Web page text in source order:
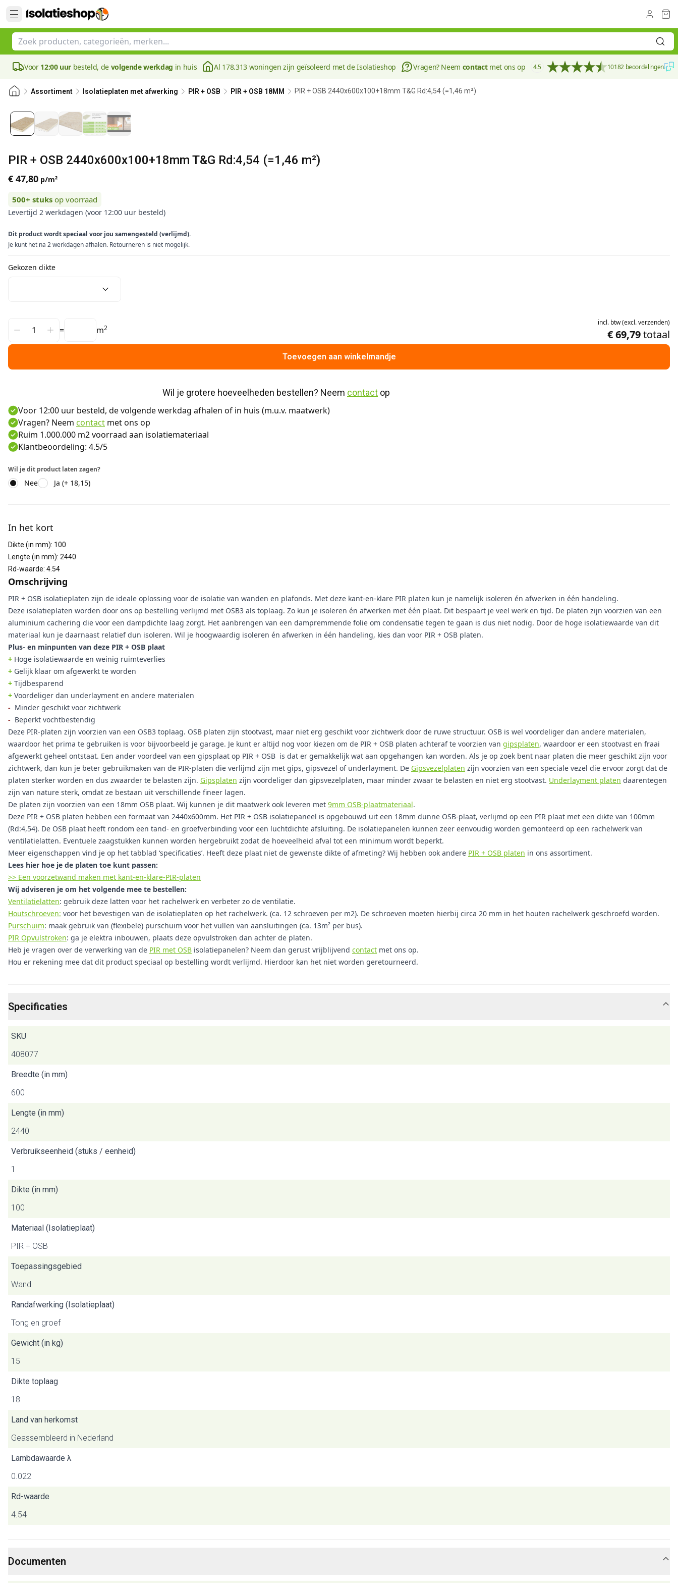
Voor 12:00 uur besteld, de volgende werkdag in huis Al 178.313 woningen zijn geïsoleerd met de Isolatieshop Vragen? Neem contactmet ons op 4.5 10182 beoordelingen
Assortiment Isolatieplaten met afwerking PIR + OSB PIR + OSB 18MM PIR + OSB 2440x600x100+18mm T&G Rd:4,54 (=1,46 m²)
PIR + OSB 2440x600x100+18mm T&G Rd:4,54 (=1,46 m²)
€ 47,80 p/m²
500+ stuks op voorraad
Levertijd 2 werkdagen (voor 12:00 uur besteld)
Dit product wordt speciaal voor jou samengesteld (verlijmd).
Je kunt het na 2 werkdagen afhalen. Retourneren is niet mogelijk.
Gekozen dikte
= m2
incl. btw(excl.verzenden)
€ 69,79totaal
Toevoegen aan winkelmandje
Wil je grotere hoeveelheden bestellen? Neem contact op
Voor 12:00 uur besteld, de volgende werkdag afhalen of in huis (m.u.v. maatwerk)
Vragen? Neem contact met ons op
Ruim 1.000.000 m2 voorraad aan isolatiemateriaal
Klantbeoordeling: 4.5/5
Wil je dit product laten zagen?
Nee Ja (+ 18,15)
In het kort
Dikte (in mm): 100
Lengte (in mm): 2440
Rd-waarde: 4.54
Omschrijving
PIR + OSB isolatieplaten zijn de ideale oplossing voor de isolatie van wanden en plafonds. Met deze kant-en-klare PIR platen kun je namelijk isoleren én afwerken in één handeling.
Deze isolatieplaten worden door ons op bestelling verlijmd met OSB3 als toplaag. Zo kun je isoleren én afwerken met één plaat. Dit bespaart je veel werk en tijd. De platen zijn voorzien van een
aluminium cachering die voor een dampdichte laag zorgt. Het aanbrengen van een dampremmende folie om condensatie tegen te gaan is dus niet nodig. Door de hoge isolatiewaarde van dit
materiaal kun je daarnaast relatief dun isoleren. Wil je hoogwaardig isoleren én afwerken in één handeling, kies dan voor PIR + OSB platen.
Plus- en minpunten van deze PIR + OSB plaat
+ Hoge isolatiewaarde en weinig ruimteverlies
+ Gelijk klaar om afgewerkt te worden
+ Tijdbesparend
+ Voordeliger dan underlayment en andere materialen
- Minder geschikt voor zichtwerk
- Beperkt vochtbestendig
Deze PIR-platen zijn voorzien van een OSB3 toplaag. OSB platen zijn stootvast, maar niet erg geschikt voor zichtwerk door de ruwe structuur. OSB is wel voordeliger dan andere materialen,
waardoor het prima te gebruiken is voor bijvoorbeeld je garage. Je kunt er altijd nog voor kiezen om de PIR + OSB platen achteraf te voorzien van gipsplaten, waardoor er een stootvast en fraai
afgewerkt geheel ontstaat. Een ander voordeel van een gipsplaat op PIR + OSB is dat er gemakkelijk wat aan opgehangen kan worden. Als je op zoek bent naar platen die meer geschikt zijn voor
zichtwerk, dan kun je beter gebruikmaken van de PIR-platen die verlijmd zijn met gips, gipsvezel of underlayment. De Gipsvezelplaten zijn voorzien van een speciale vezel die ervoor zorgt dat de
platen sterker worden en dus zwaarder te belasten zijn. Gipsplaten zijn voordeliger dan gipsvezelplaten, maar minder zwaar te belasten en niet erg stootvast. Underlayment platen daarentegen
zijn van nature sterk, omdat ze bestaan uit verschillende fineer lagen.
De platen zijn voorzien van een 18mm OSB plaat. Wij kunnen je dit maatwerk ook leveren met 9mm OSB-plaatmateriaal.
Deze PIR + OSB platen hebben een formaat van 2440x600mm. Het PIR + OSB isolatiepaneel is opgebouwd uit een 18mm dunne OSB-plaat, verlijmd op een PIR plaat met een dikte van 100mm
(Rd:4,54). De OSB plaat heeft rondom een tand- en groefverbinding voor een luchtdichte afsluiting. De isolatiepanelen kunnen zeer eenvoudig worden gemonteerd op een rachelwerk van
ventilatielatten. Eventuele zaagstukken kunnen worden hergebruikt zodat de hoeveelheid afval tot een minimum wordt beperkt.
Meer eigenschappen vind je op het tabblad ‘specificaties’. Heeft deze plaat niet de gewenste dikte of afmeting? Wij hebben ook andere PIR + OSB platen in ons assortiment.
Lees hier hoe je de platen toe kunt passen:
>> Een voorzetwand maken met kant-en-klare-PIR-platen
Wij adviseren je om het volgende mee te bestellen:
Ventilatielatten: gebruik deze latten voor het rachelwerk en verbeter zo de ventilatie.
Houtschroeven: voor het bevestigen van de isolatieplaten op het rachelwerk. (ca. 12 schroeven per m2). De schroeven moeten hierbij circa 20 mm in het houten rachelwerk geschroefd worden.
Purschuim: maak gebruik van (flexibele) purschuim voor het vullen van aansluitingen (ca. 13m² per bus).
PIR Opvulstroken: ga je elektra inbouwen, plaats deze opvulstroken dan achter de platen.
Heb je vragen over de verwerking van de PIR met OSB isolatiepanelen? Neem dan gerust vrijblijvend contact met ons op.
Hou er rekening mee dat dit product speciaal op bestelling wordt verlijmd. Hierdoor kan het niet worden geretourneerd.
Specificaties
SKU
408077
Breedte (in mm)
600
Lengte (in mm)
2440
Verbruikseenheid (stuks / eenheid)
1
Dikte (in mm)
100
Materiaal (Isolatieplaat)
PIR + OSB
Toepassingsgebied
Wand
Randafwerking (Isolatieplaat)
Tong en groef
Gewicht (in kg)
15
Dikte toplaag
18
Land van herkomst
Geassembleerd in Nederland
Lambdawaarde λ
0.022
Rd-waarde
4.54
Documenten